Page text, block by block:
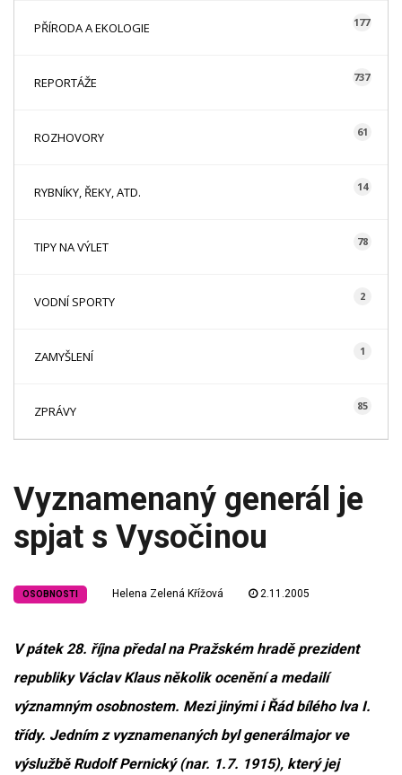
PŘÍRODA A EKOLOGIE 177
REPORTÁŽE 737
ROZHOVORY 61
RYBNÍKY, ŘEKY, ATD. 14
TIPY NA VÝLET 78
VODNÍ SPORTY 2
ZAMYŠLENÍ 1
ZPRÁVY 85
Vyznamenaný generál je
spjat s Vysočinou
OSOBNOSTI Helena Zelená Křížová 2.11.2005
V pátek 28. října předal na Pražském hradě prezident
republiky Václav Klaus několik ocenění a medailí
významným osobnostem. Mezi jinými i Řád bílého lva I.
třídy. Jedním z vyznamenaných byl generálmajor ve
výslužbě Rudolf Pernický (nar. 1.7. 1915), který jej